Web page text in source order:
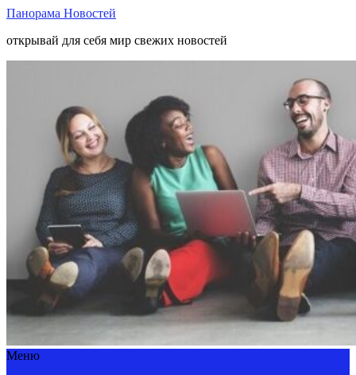
Панорама Новостей
открывай для себя мир свежих новостей
Меню